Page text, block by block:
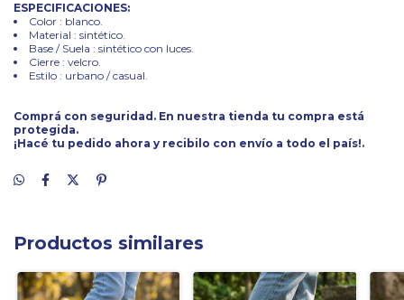
ESPECIFICACIONES:
Color : blanco.
Material : sintético.
Base / Suela : sintético con luces.
Cierre : velcro.
Estilo : urbano / casual.
Comprá con seguridad. En nuestra tienda tu compra está
protegida.
¡Hacé tu pedido ahora y recibilo con envío a todo el país!.
Productos similares